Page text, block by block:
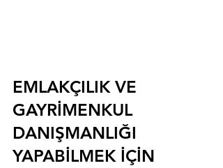
EMLAKÇILIK VE
GAYRİMENKUL
DANIŞMANLIĞI
YAPABİLMEK İÇİN